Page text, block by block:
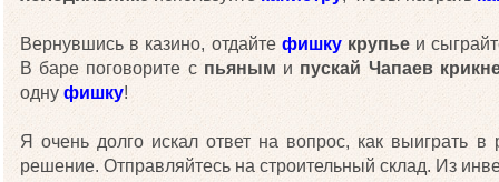
Вернувшись в казино, отдайте фишку крупьеи
В баре поговорите с пьяным и пускай Чапаев
одну фишку!
Я очень долго искал ответ на вопрос, как выиграть
решение. Отправляйтесь на строительный склад. Из